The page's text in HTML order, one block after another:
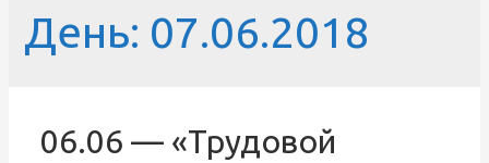
День: 07.06.2018
06.06 — «Трудовой